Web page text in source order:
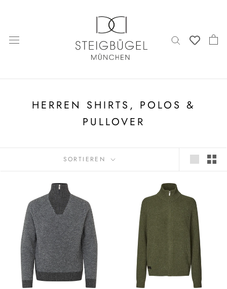
HERREN SHIRTS, POLOS &
PULLOVER
SORTIEREN